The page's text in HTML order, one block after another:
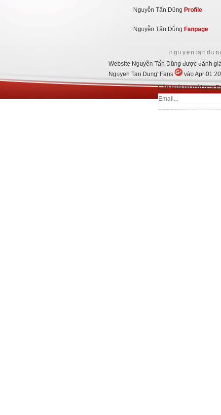
Nguyễn Tấn Dũng Profile
Nguyễn Tấn Dũng Fanpage
Website Nguyễn Tấn Dũng được đánh
Nguyen Tan Dung' Fans
vàoApr 01
Cập nhật tin mới qua